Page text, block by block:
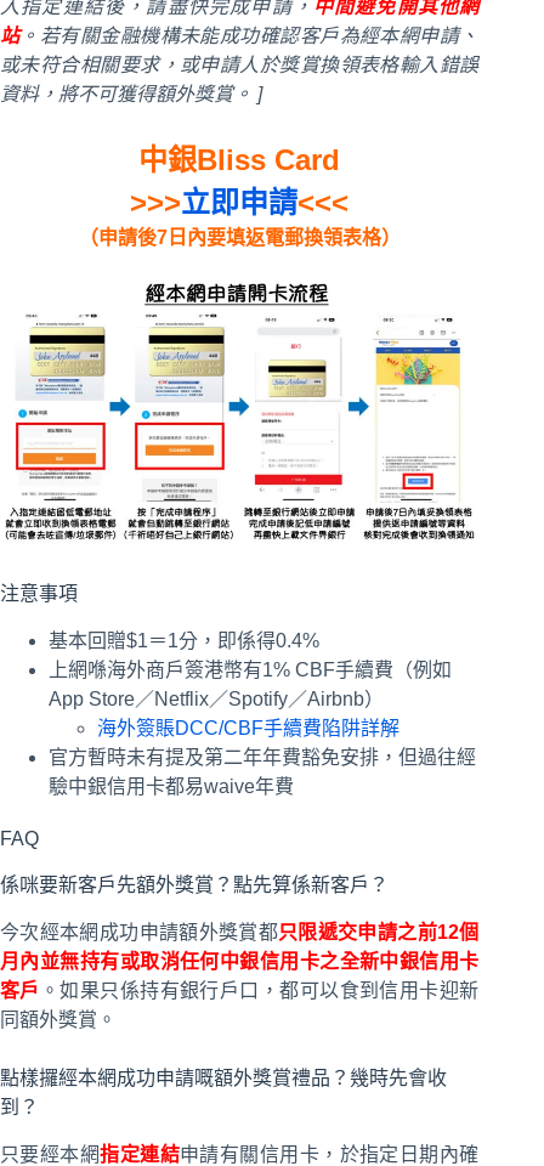
入指定連結後，請盡快完成申請， 中間避免開其他網
站。若有關金融機構未能成功確認客戶為經本網申請、
或未符合相關要求，或申請人於獎賞換領表格輸入錯誤
資料，將不可獲得額外獎賞。 ]
中銀Bliss Card
>>>立即申請<<<
（申請後7日內要填返電郵換領表格）
注意事項
基本回贈$1＝1分，即係得0.4%
上網喺海外商戶簽港幣有1% CBF手續費（例如
App Store／Netflix／Spotify／Airbnb）
海外簽賬DCC/CBF手續費陷阱詳解
官方暫時未有提及第二年年費豁免安排，但過往經
驗中銀信用卡都易waive年費
FAQ
係咪要新客戶先額外獎賞？點先算係新客戶？
今次經本網成功申請額外獎賞都只限遞交申請之前12個
月內並無持有或取消任何中銀信用卡之全新中銀信用卡
客戶 。如果只係持有銀行戶口，都可以食到信用卡迎新
同額外獎賞。
點樣攞經本網成功申請嘅額外獎賞禮品？幾時先會收
到？
只要經本網指定連結申請有關信用卡，於指定日期內確